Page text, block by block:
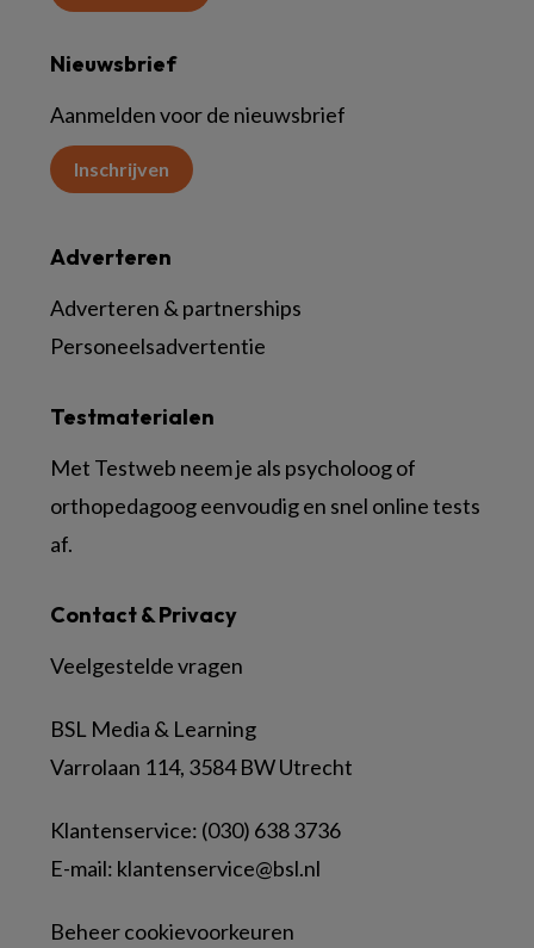
Nieuwsbrief
Aanmelden voor de nieuwsbrief
Inschrijven
Contact & Privacy
Veelgestelde vragen
BSL Media & Learning
Varrolaan 114, 3584 BW Utrecht
Klantenservice: (030) 638 3736
E-mail: klantenservice@bsl.nl
Beheer cookievoorkeuren
Testmaterialen
Met Testweb neem je als psycholoog of
orthopedagoog eenvoudig en snel online tests
af.
Adverteren
Adverteren & partnerships
Personeelsadvertentie